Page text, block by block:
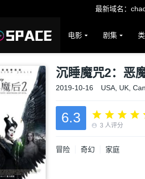
最新域名：
电影 剧集
沉睡魔咒2：恶
2019-10-16 USA, UK,
6.3 3 人评分
冒险 奇幻 家庭